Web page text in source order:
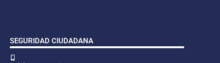
SEGURIDAD CIUDADANA